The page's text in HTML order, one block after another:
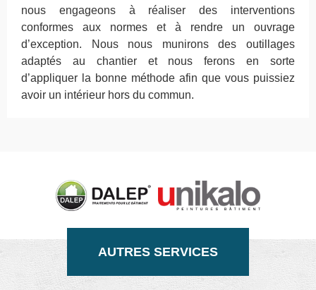
nous engageons à réaliser des interventions
conformes aux normes et à rendre un ouvrage
d’exception. Nous nous munirons des outillages
adaptés au chantier et nous ferons en sorte
d’appliquer la bonne méthode afin que vous puissiez
avoir un intérieur hors du commun.
AUTRES SERVICES